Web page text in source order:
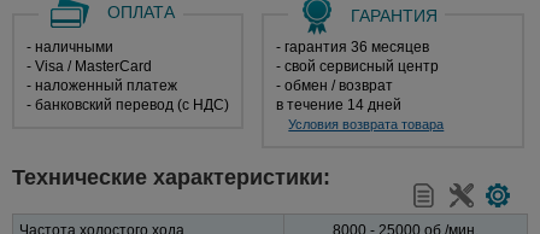
ОПЛАТА
- наличными
- Visa / MasterCard
- наложенный платеж
- банковский перевод (с НДС)
ГАРАНТИЯ
- гарантия 36 месяцев
- свой сервисный центр
- обмен / возврат
в течение 14 дней
Условия возврата товара
Технические характеристики:
Частота холостого хода
8000 - 25000 об./мин.